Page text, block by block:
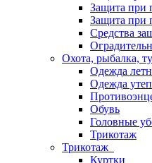
Защита при
Защита при
Средства
Охота, рыбалка,
Одежда
Одежда
Обувь
Головные
Трикотаж
Трикотаж
Куртки